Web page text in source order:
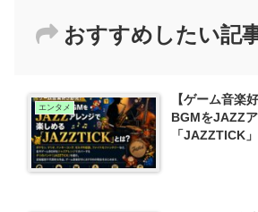
おすすめしたい記
エンタメ
【ゲーム音楽
BGMをJAZZ
「JAZZTICK